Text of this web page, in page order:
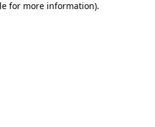
for more information).